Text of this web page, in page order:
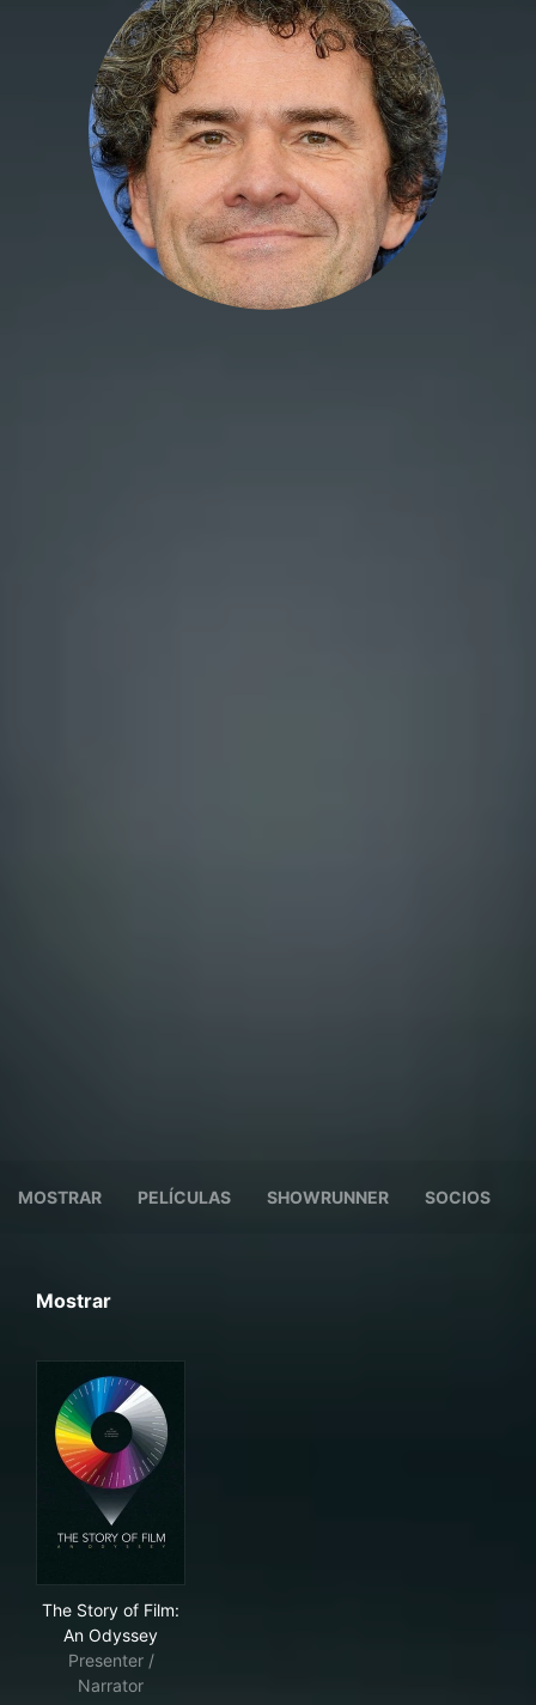
MOSTRAR PELÍCULAS SHOWRUNNER SOCIOS
Mostrar
The Story of Film:
An Odyssey
Presenter /
Narrator